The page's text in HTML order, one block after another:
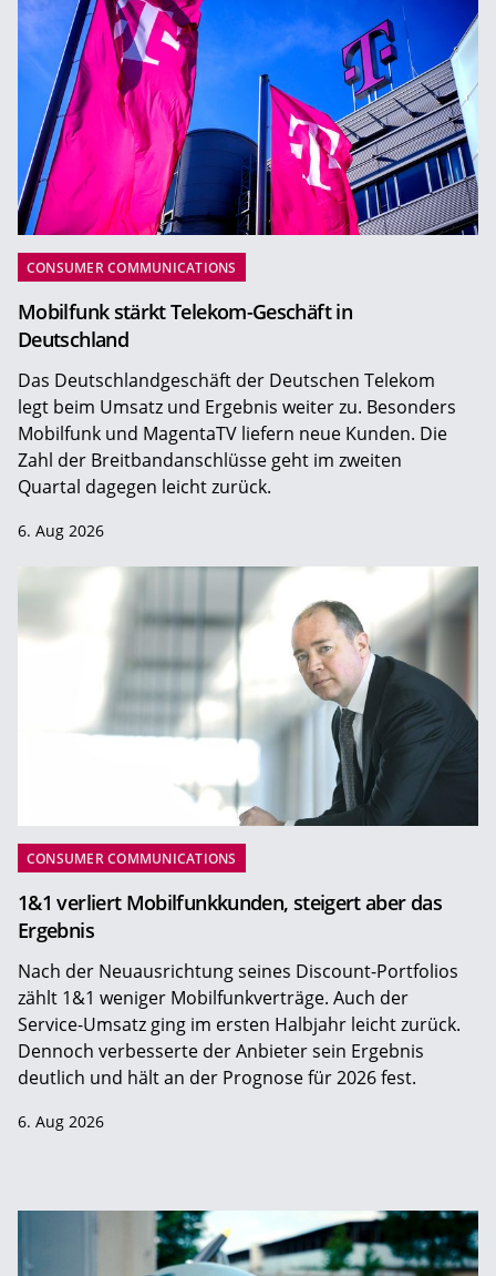
CONSUMER COMMUNICATIONS
Mobilfunk stärkt Telekom-Geschäft in
Deutschland
Das Deutschlandgeschäft der Deutschen Telekom
legt beim Umsatz und Ergebnis weiter zu. Besonders
Mobilfunk und MagentaTV liefern neue Kunden. Die
Zahl der Breitbandanschlüsse geht im zweiten
Quartal dagegen leicht zurück.
6. Aug 2026
CONSUMER COMMUNICATIONS
1&1 verliert Mobilfunkkunden, steigert aber das
Ergebnis
Nach der Neuausrichtung seines Discount-Portfolios
zählt 1&1 weniger Mobilfunkverträge. Auch der
Service-Umsatz ging im ersten Halbjahr leicht zurück.
Dennoch verbesserte der Anbieter sein Ergebnis
deutlich und hält an der Prognose für 2026 fest.
6. Aug 2026